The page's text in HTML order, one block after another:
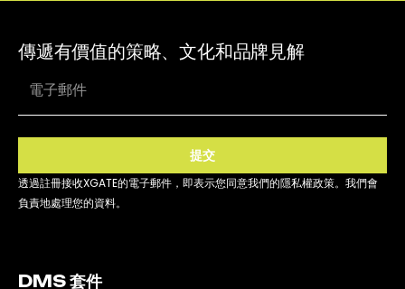
傳遞有價值的策略、文化和品牌見解
提交
透過註冊接收XGATE的電子郵件，即表示您同意我們的隱私權政策。我們會
負責地處理您的資料。
DMS 套件